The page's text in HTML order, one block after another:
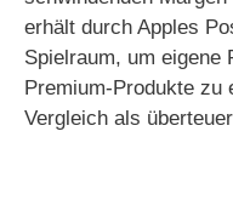
erhält durch Apples
Spielraum, um eigene
Premium-Produkte zu
Vergleich als